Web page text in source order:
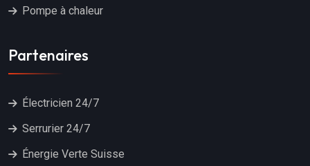
Pompe à chaleur
Partenaires
Électricien 24/7
Serrurier 24/7
Énergie Verte Suisse